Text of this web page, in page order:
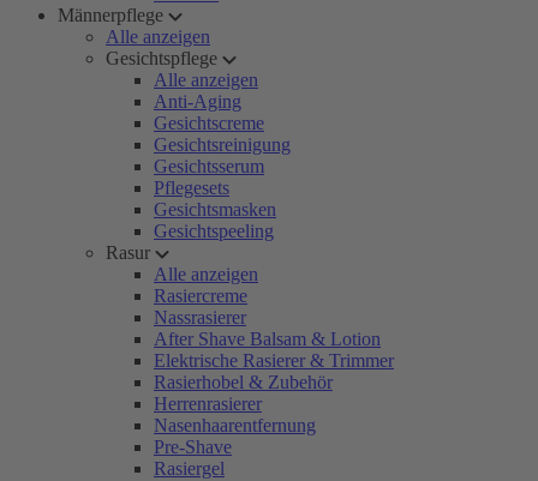
Männerpflege
Alle anzeigen
Gesichtspflege
Alle anzeigen
Anti-Aging
Gesichtscreme
Gesichtsreinigung
Gesichtsserum
Pflegesets
Gesichtsmasken
Gesichtspeeling
Rasur
Alle anzeigen
Rasiercreme
Nassrasierer
After Shave Balsam & Lotion
Elektrische Rasierer & Trimmer
Rasierhobel & Zubehör
Herrenrasierer
Nasenhaarentfernung
Pre-Shave
Rasiergel